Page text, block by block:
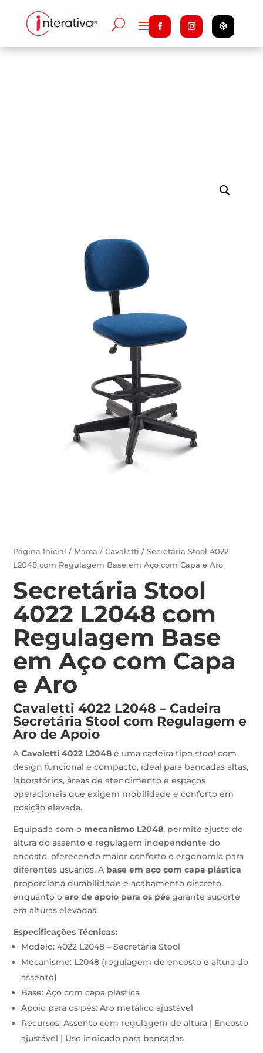
Página Inicial / Marca /Cavaletti / Secretária Stool 4022
L2048 com Regulagem Base em Aço com Capa e Aro
Secretária Stool
4022 L2048 com
Regulagem Base
em Aço com Capa
e Aro
Cavaletti 4022 L2048 – Cadeira
Secretária Stool com Regulagem e
Aro de Apoio
ACavaletti 4022 L2048 é uma cadeira tipostool com
design funcional e compacto, ideal para bancadas altas,
laboratórios, áreas de atendimento e espaços
operacionais que exigem mobilidade e conforto em
posição elevada.
Equipada com o mecanismo L2048, permite ajuste de
altura do assento e regulagem independente do
encosto, oferecendo maior conforto e ergonomia para
diferentes usuários. A base em aço com capa plástica
proporciona durabilidade e acabamento discreto,
enquanto oaro de apoio para os pés garante suporte
em alturas elevadas.
Especificações Técnicas:
Modelo: 4022 L2048 – Secretária Stool
Mecanismo: L2048 (regulagem de encosto e altura do
assento)
Base: Aço com capa plástica
Apoio para os pés: Aro metálico ajustável
Recursos: Assento com regulagem de altura | Encosto
ajustável | Uso indicado para bancadas